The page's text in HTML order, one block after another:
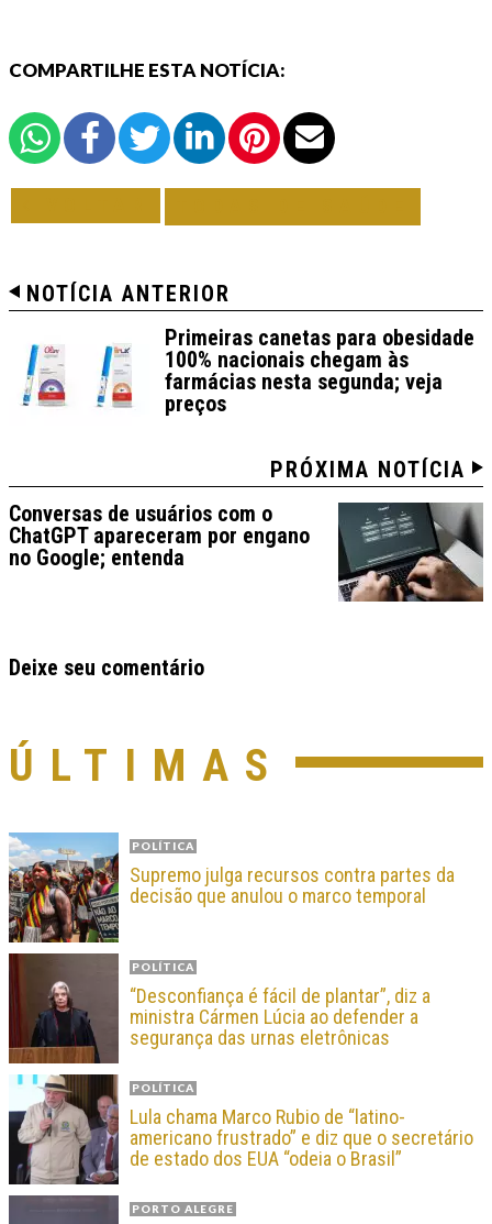
COMPARTILHE ESTA NOTÍCIA:
NOTÍCIA ANTERIOR
Primeiras canetas para obesidade
100% nacionais chegam às
farmácias nesta segunda; veja
preços
PRÓXIMA NOTÍCIA
Conversas de usuários com o
ChatGPT apareceram por engano
no Google; entenda
Deixe seu comentário
ÚLTIMAS
POLÍTICA
Supremo julga recursos contra partes da
decisão que anulou o marco temporal
POLÍTICA
“Desconfiança é fácil de plantar”, diz a
ministra Cármen Lúcia ao defender a
segurança das urnas eletrônicas
POLÍTICA
Lula chama Marco Rubio de “latino-
americano frustrado” e diz que o secretário
de estado dos EUA “odeia o Brasil”
PORTO ALEGRE